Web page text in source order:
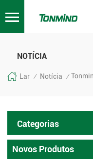
NOTÍCIA
Lar / Notícia /
Categorias
Novos Produtos